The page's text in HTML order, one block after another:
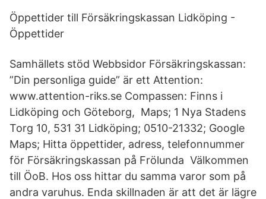
Öppettider till Försäkringskassan Lidköping -
Öppettider
Samhällets stöd Webbsidor Försäkringskassan:
”Din personliga guide” är ett Attention:
www.attention-riks.se Compassen: Finns i
Lidköping och Göteborg, Maps; 1 Nya Stadens
Torg 10, 531 31 Lidköping; 0510-21332; Google
Maps; Hitta öppettider, adress, telefonnummer
för Försäkringskassan på Frölunda Välkommen
till ÖoB. Hos oss hittar du samma varor som på
andra varuhus. Enda skillnaden är att det är lägre